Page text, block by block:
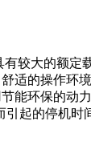
较大的额
的操作
环保的
起的停机